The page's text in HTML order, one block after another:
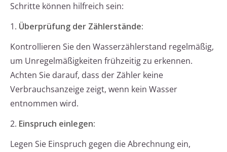
Schritte können hilfreich sein:
1. Überprüfung der Zählerstände:
Kontrollieren Sie den Wasserzählerstand regelmäßig,
um Unregelmäßigkeiten frühzeitig zu erkennen.
Achten Sie darauf, dass der Zähler keine
Verbrauchsanzeige zeigt, wenn kein Wasser
entnommen wird.
2. Einspruch einlegen:
Legen Sie Einspruch gegen die Abrechnung ein,